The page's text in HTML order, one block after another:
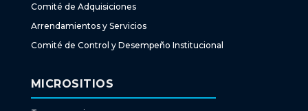
Comité de Adquisiciones
Arrendamientos y Servicios
Comité de Control y Desempeño Institucional
MICROSITIOS